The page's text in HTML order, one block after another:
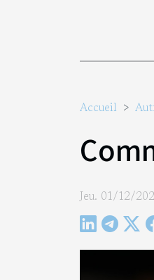
Accueil
Jeu. 01/12/